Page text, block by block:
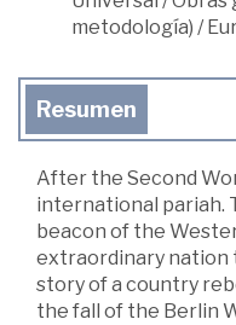
metodología) /
Resumen
After the Second
international pariah.
beacon of the
extraordinary nation
story of a country
the fall of the Berlin